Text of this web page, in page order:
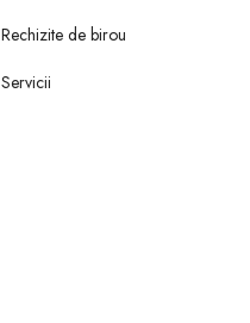
Rechizite de birou
Servicii